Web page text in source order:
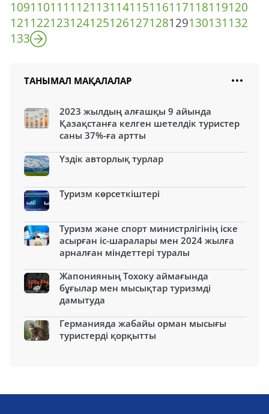
109110111 112113114115116117118119120
121 122123124125126127128129130131 132
133
ТАНЫМАЛ МАҚАЛАЛАР
2023 жылдың алғашқы 9 айында
Қазақстанға келген шетелдік туристер
саны 37%-ға артты
Үздік авторлық турлар
Туризм көрсеткіштері
Туризм және спорт министрлігінің іске
асырған іс-шаралары мен 2024 жылға
арналған міндеттері туралы
Жапонияның Тохоку аймағында
бұғылар мен мысықтар туризмді
дамытуда
Германияда жабайы орман мысығы
туристерді қорқытты